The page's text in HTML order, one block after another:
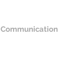
Communication